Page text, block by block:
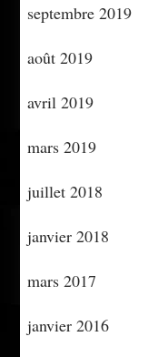
septembre 2019
août 2019
avril 2019
mars 2019
juillet 2018
janvier 2018
mars 2017
janvier 2016